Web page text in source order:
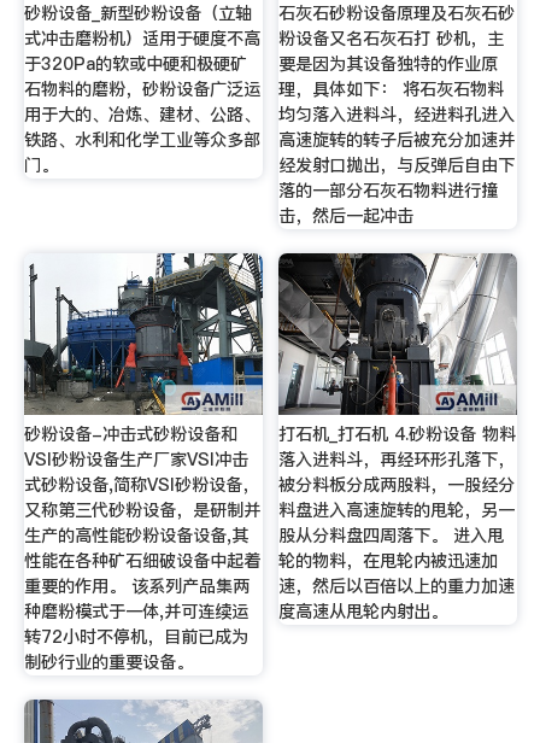
砂粉设备_新型砂粉设备（立轴
式冲击磨粉机）适用于硬度不高
于320Pa的软或中硬和极硬矿
石物料的磨粉，砂粉设备广泛运
用于大的、冶炼、建材、公路、
铁路、水利和化学工业等众多部
门。
石灰石砂粉设备原理及石灰石砂
粉设备又名石灰石打 砂机，主
要是因为其设备独特的作业原
理，具体如下： 将石灰石物料
均匀落入进料斗，经进料孔进入
高速旋转的转子后被充分加速并
经发射口抛出，与反弹后自由下
落的一部分石灰石物料进行撞
击，然后一起冲击
砂粉设备-冲击式砂粉设备和
VSI砂粉设备生产厂家VSI冲击
式砂粉设备,简称VSI砂粉设备，
又称第三代砂粉设备，是研制并
生产的高性能砂粉设备设备,其
性能在各种矿石细破设备中起着
重要的作用。 该系列产品集两
种磨粉模式于一体,并可连续运
转72小时不停机，目前已成为
制砂行业的重要设备。
打石机_打石机 4.砂粉设备 物料
落入进料斗，再经环形孔落下，
被分料板分成两股料，一股经分
料盘进入高速旋转的甩轮，另一
股从分料盘四周落下。 进入甩
轮的物料，在甩轮内被迅速加
速，然后以百倍以上的重力加速
度高速从甩轮内射出。